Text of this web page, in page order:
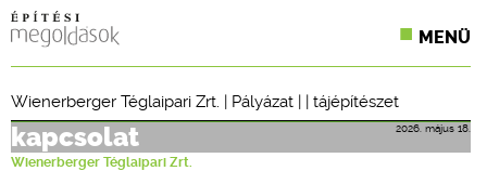
MENÜ
Wienerberger Téglaipari Zrt. | Pályázat | | tájépítészet
2026. május 18.
kapcsolat
Wienerberger Téglaipari Zrt.